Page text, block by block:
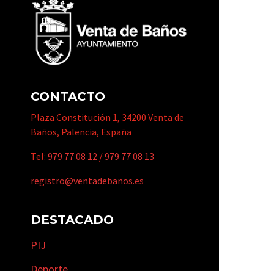
CONTACTO
Plaza Constitución 1, 34200 Venta de
Baños, Palencia, España
Tel: 979 77 08 12 /979 77 08 13
registro@ventadebanos.es
DESTACADO
PIJ